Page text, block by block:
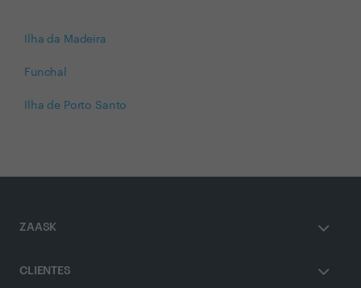
Ilha da Madeira
Funchal
Ilha de Porto Santo
ZAASK
CLIENTES